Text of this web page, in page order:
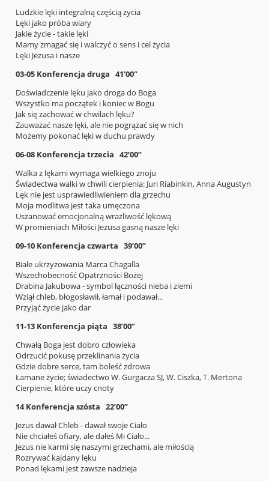
Ludzkie lęki integralną częścią życia
Lęki jako próba wiary
Jakie życie - takie lęki
Mamy zmagać się i walczyć o sens i cel życia
Lęki Jezusa i nasze
03-05 Konferencja druga 41’00”
Doświadczenie lęku jako droga do Boga
Wszystko ma początek i koniec w Bogu
Jak się zachować w chwilach lęku?
Zauważać nasze lęki, ale nie pogrążać się w nich
Możemy pokonać lęki w duchu prawdy
06-08 Konferencja trzecia 42’00”
Walka z lękami wymaga wielkiego znoju
Świadectwa walki w chwili cierpienia: Juri Riabinkin, Anna Augustyn
Lęk nie jest usprawiedliwieniem dla grzechu
Moja modlitwa jest taka umęczona
Uszanować emocjonalną wrażliwość lękową
W promieniach Miłości Jezusa gasną nasze lęki
09-10 Konferencja czwarta 39’00”
Białe ukrzyżowania Marca Chagalla
Wszechobecność Opatrzności Bożej
Drabina Jakubowa - symbol łączności nieba i ziemi
Wziął chleb, błogosławił, łamał i podawał...
Przyjąć życie jako dar
11-13 Konferencja piąta 38’00”
Chwałą Boga jest dobro człowieka
Odrzucić pokusę przeklinania życia
Gdzie dobre serce, tam boleść zdrowa
Łamane życie; świadectwo W. Gurgacza SJ, W. Ciszka, T. Mertona
Cierpienie, które uczy cnoty
14 Konferencja szósta 22’00”
Jezus dawał Chleb - dawał swoje Ciało
Nie chciałeś ofiary, ale dałeś Mi Ciało...
Jezus nie karmi się naszymi grzechami, ale miłością
Rozrywać kajdany lęku
Ponad lękami jest zawsze nadzieja